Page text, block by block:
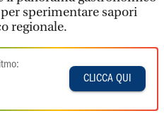
sperimentare sapori
regionale.
CLICCA QUI